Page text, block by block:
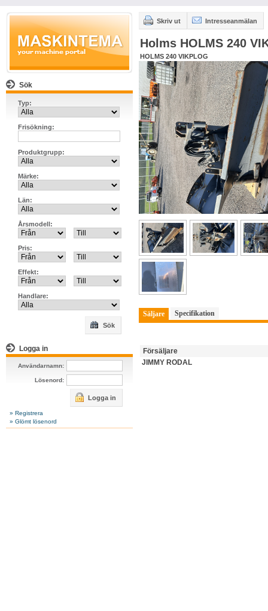
Sök
Typ:
Frisökning:
Produktgrupp:
Märke:
Län:
Årsmodell:
Pris:
Effekt:
Handlare:
Sök
Logga in
Användarnamn:
Lösenord:
Logga in
» Registrera
» Glömt lösenord
Skriv ut Intresseanmälan
Holms HOLMS 240
HOLMS 240 VIKPLOG
Säljare Specifikation
Försäljare
JIMMY RODAL